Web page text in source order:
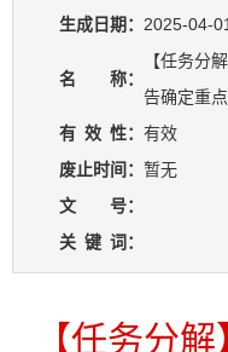
生成日期： 2025-04-
名 称：
【任务分
告确定重
有 效 性： 有效
废止时间： 暂无
文 号：
关 键 词：
【任务分